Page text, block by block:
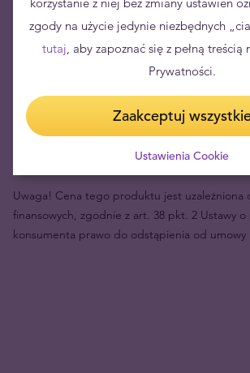
Twoje ryzyko
Cena uncji złota wyrażona w PLN uległa
ostatnich 8 lat – w tym okresie najniższe
4317,13 PLN/oz, a najwyższe 19668,10 PLN/oz.
na rynkach światowych to 16149,20 PLN/oz.
Uwaga! Cena tego produktu jest uzależniona
finansowych, zgodnie z art. 38 pkt. 2 Ustawy o
konsumenta prawo do odstąpienia od umowy
zgody na użycie jedynie niezbędnych
tutaj, aby zapoznać się z pełną treścią
Prywatności.
Zaakceptuj
Ustawienia Cookie